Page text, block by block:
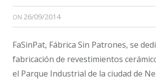
ON 26/09/2014
FaSinPat, Fábrica Sin Patrones, se
fabricación de revestimientos
el Parque Industrial de la ciudad de